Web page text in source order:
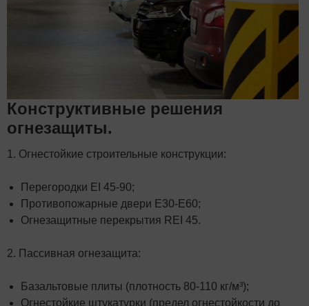
Конструктивные решения
огнезащиты.
1. Огнестойкие строительные конструкции:
Перегородки EI 45-90;
Противопожарные двери E30-E60;
Огнезащитные перекрытия REI 45.
2. Пассивная огнезащита:
Базальтовые плиты (плотность 80-110 кг/м³);
Огнестойкие штукатурки (предел огнестойкости до